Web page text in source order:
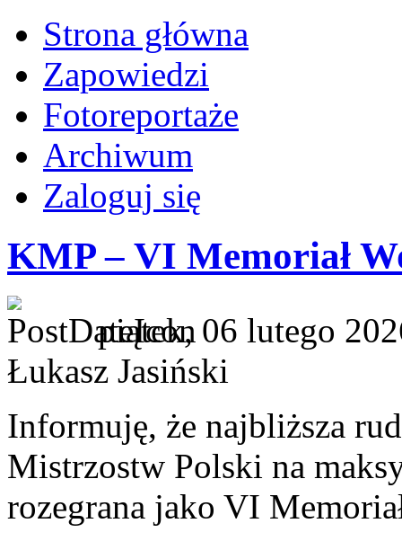
Strona główna
Zapowiedzi
Fotoreportaże
Archiwum
Zaloguj się
KMP – VI Memoriał
piątek, 06 lutego
Łukasz Jasiński
Informuję, że najbliższa
Mistrzostw Polski na
rozegrana jako VI